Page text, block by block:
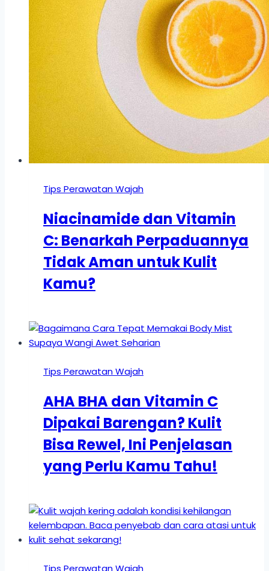
Tips Perawatan Wajah
Niacinamide dan Vitamin
C: Benarkah Perpaduannya
Tidak Aman untuk Kulit
Kamu?
Tips Perawatan Wajah
AHA BHA dan Vitamin C
Dipakai Barengan? Kulit
Bisa Rewel, Ini Penjelasan
yang Perlu Kamu Tahu!
Tips Perawatan Wajah